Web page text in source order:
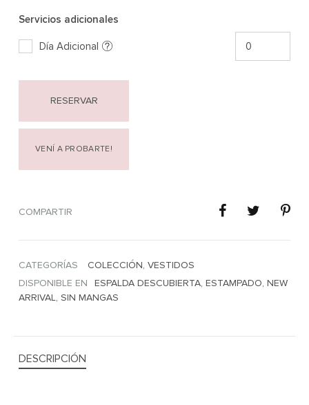
Servicios adicionales
Día Adicional
RESERVAR
VENÍ A PROBARTE!
COMPARTIR
CATEGORÍAS COLECCIÓN, VESTIDOS
DISPONIBLE EN
ESPALDA DESCUBIERTA, ESTAMPADO, NEW
ARRIVAL, SIN MANGAS
DESCRIPCIÓN